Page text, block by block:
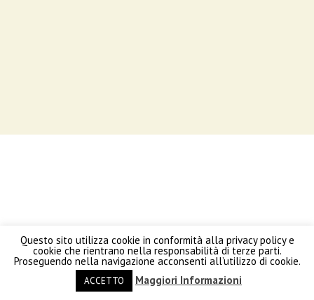
Questo sito utilizza cookie in conformità alla privacy policy e
cookie che rientrano nella responsabilità di terze parti.
Proseguendo nella navigazione acconsenti all’utilizzo di cookie.
ACCETTO Maggiori Informazioni